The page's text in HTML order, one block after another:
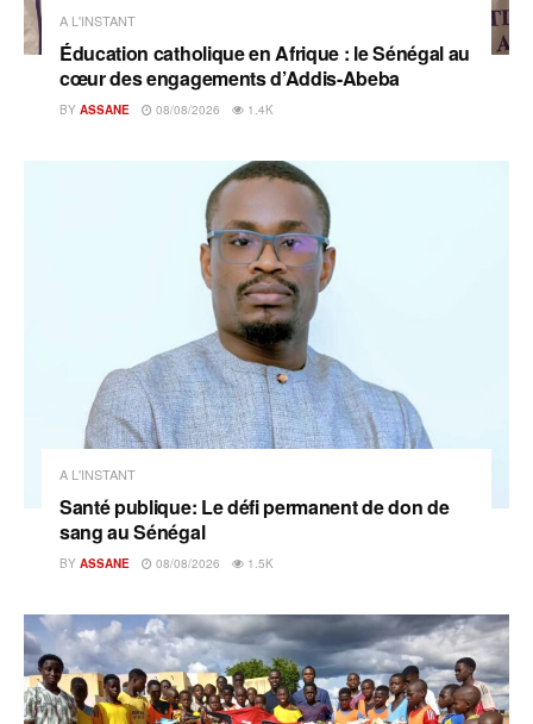
A L'INSTANT
Éducation catholique en Afrique : le Sénégal au
cœur des engagements d’Addis-Abeba
BY ASSANE 08/08/2026 1.4K
A L'INSTANT
Santé publique: Le défi permanent de don de
sang au Sénégal
BY ASSANE 08/08/2026 1.5K